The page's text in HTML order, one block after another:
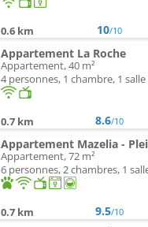
0.6 km 10/10
Appartement La Roche
Appartement, 40 m²
4 personnes, 1 chambre, 1
0.7 km 8.6/10
Appartement, 72 m²
6 personnes, 2 chambres, 1
0.7 km 9.5/10